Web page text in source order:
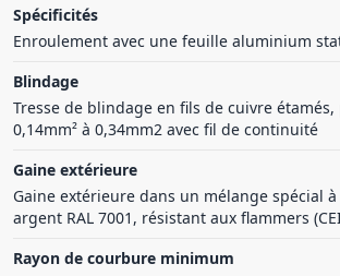
Spécificités
Enroulement avec une feuille aluminium
Blindage
Tresse de blindage en fils de cuivre
0,14mm² à 0,34mm2 avec fil de continuité
Gaine extérieure
Gaine extérieure dans un mélange spécial à
argent RAL 7001, résistant aux flammers
Rayon de courbure minimum